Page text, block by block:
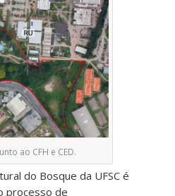
ao CFH e CED.
do Bosque da UFSC é
processo de